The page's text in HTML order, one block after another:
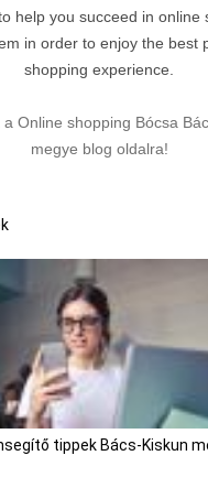
help you succeed in online
in order to enjoy the best
shopping experience.
a Online shopping Bócsa
megye blog oldalra!
tippek Bács-Kiskun